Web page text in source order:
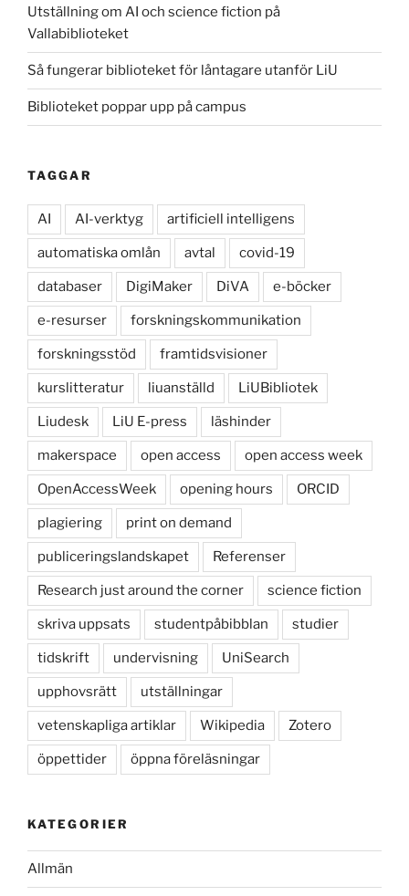
Utställning om AI och science fiction på
Vallabiblioteket
Så fungerar biblioteket för låntagare utanför LiU
Biblioteket poppar upp på campus
TAGGAR
AI AI-verktyg artificiell intelligens
automatiska omlån avtal covid-19
databaser DigiMaker DiVA e-böcker
e-resurser forskningskommunikation
forskningsstöd framtidsvisioner
kurslitteratur liuanställd LiUBibliotek
Liudesk LiU E-press läshinder
makerspace open access open access week
OpenAccessWeek opening hours ORCID
plagiering print on demand
publiceringslandskapet Referenser
Research just around the corner science fiction
skriva uppsats studentpåbibblan studier
tidskrift undervisning UniSearch
upphovsrätt utställningar
vetenskapliga artiklar Wikipedia Zotero
öppettider öppna föreläsningar
KATEGORIER
Allmän